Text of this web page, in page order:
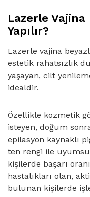
Lazerle
Yapılır?
Lazerle vajina
estetik rahatsızlık
yaşayan, cilt
idealdir.
Özellikle kozmetik
isteyen, doğum
epilasyon kaynaklı
ten rengi ile
kişilerde başarı
hastalıkları olan,
bulunan kişilerde